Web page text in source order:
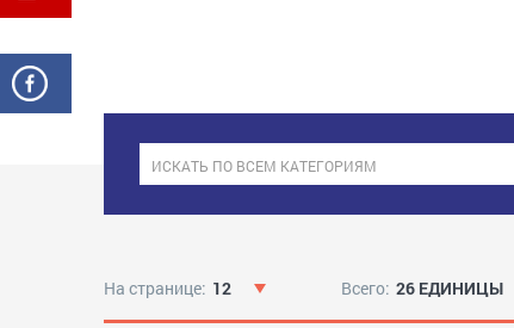
На странице: 12 Всего: 26 ЕДИНИЦЫ